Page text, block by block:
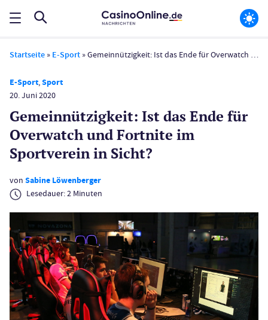
Startseite » E-Sport »Gemeinnützigkeit: Ist das Ende für Overwatch und Fortnite im Sportverein in Sicht?
E-Sport,Sport
20. Juni 2020
Gemeinnützigkeit: Ist das Ende für
Overwatch und Fortnite im
Sportverein in Sicht?
von Sabine Löwenberger
Lesedauer:2 Minuten